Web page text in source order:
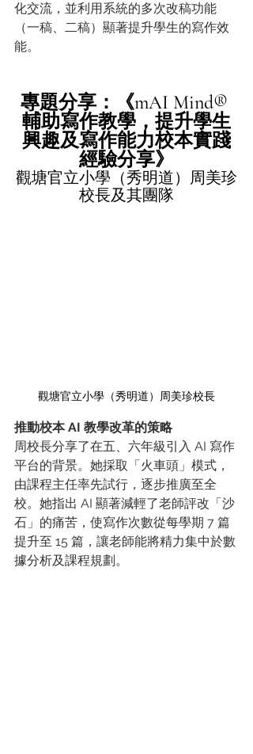
化交流，並利用系統的多次改稿功能
（一稿、二稿）顯著提升學生的寫作效
能。
專題分享：《mAI Mind®
輔助寫作教學，提升學生
興趣及寫作能力校本實踐
經驗分享》
觀塘官立小學（秀明道）周美珍
校長及其團隊
觀塘官立小學（秀明道）周美珍校長
推動校本 AI 教學改革的策略
周校長分享了在五、六年級引入 AI 寫作
平台的背景。她採取「火車頭」模式，
由課程主任率先試行，逐步推廣至全
校。她指出 AI 顯著減輕了老師評改「沙
石」的痛苦，使寫作次數從每學期 7 篇
提升至 15 篇，讓老師能將精力集中於數
據分析及課程規劃。